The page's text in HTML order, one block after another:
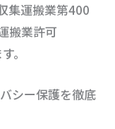
集運搬業第400
搬業許可
。
シー保護を徹底